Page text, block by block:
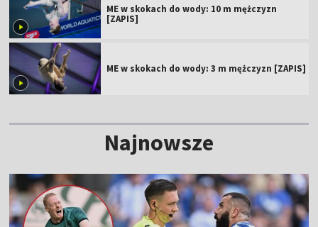
ME w skokach do wody: 10 m mężczyzn
[ZAPIS]
ME w skokach do wody: 3 m mężczyzn [ZAPIS]
Najnowsze